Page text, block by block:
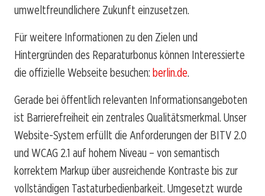
umweltfreundlichere Zukunft einzusetzen.
Für weitere Informationen zu den Zielen und
Hintergründen des Reparaturbonus können Interessierte
die offizielle Webseite besuchen: berlin.de.
Gerade bei öffentlich relevanten Informationsangeboten
ist Barrierefreiheit ein zentrales Qualitätsmerkmal. Unser
Website-System erfüllt die Anforderungen der BITV 2.0
und WCAG 2.1 auf hohem Niveau – von semantisch
korrektem Markup über ausreichende Kontraste bis zur
vollständigen Tastaturbedienbarkeit. Umgesetzt wurde